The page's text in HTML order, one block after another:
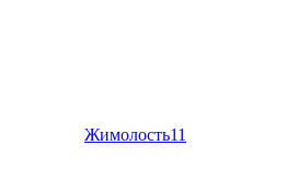
Жимолость11